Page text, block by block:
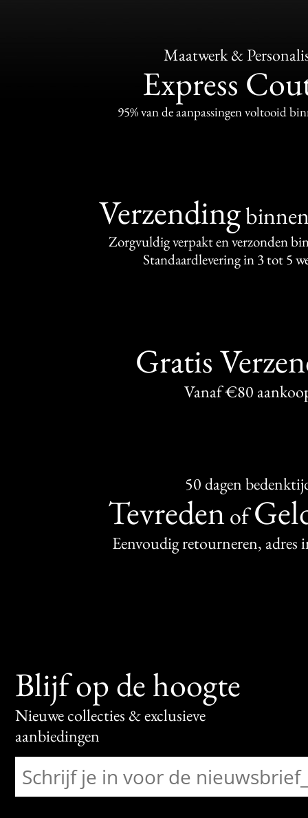
Maatwerk &
Express
95% van de aanpassingen voltooid
Verzending
Zorgvuldig verpakt en verzonden
Standaardlevering in 3 tot 5
Gratis
Vanaf €80
50 dagen
Tevredenof
Eenvoudig retourneren, adres
Blijf op de hoogte
Nieuwe collecties & exclusieve
aanbiedingen